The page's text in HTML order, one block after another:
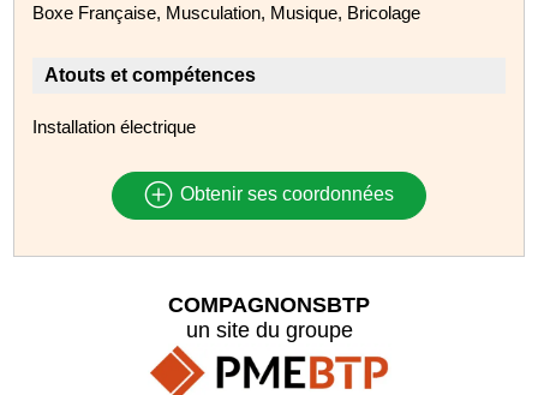
Boxe Française, Musculation, Musique, Bricolage
Atouts et compétences
Installation électrique
Obtenir ses coordonnées
COMPAGNONSBTP
un site du groupe